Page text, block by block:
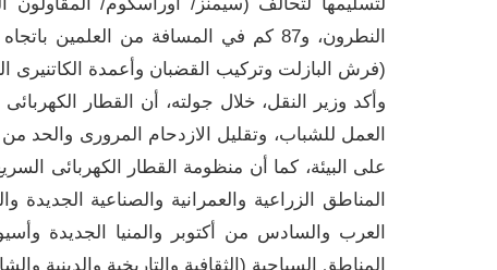
النطرون، و87 كم في المسافة من
(فرش البازلت وتركيب القضبان وأعمدة الكاتنيرى
وأكد وزير النقل، خلال جولته، أن القطار
العمل للشباب، وتقليل الازدحام المرورى
على البيئة، كما أن منظومة القطار الكهربائى
العرب والسادس من أكتوبر والمنيا الجديدة
المناطق السياحية (الثقافية والتاريخية والدينية